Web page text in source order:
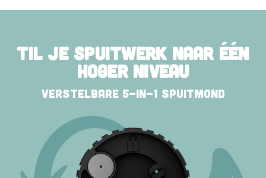
TIL JE SPUITWERK NAAR ÉÉN
HOGER NIVEAU
Verstelbare 5-in-1 spuitmond